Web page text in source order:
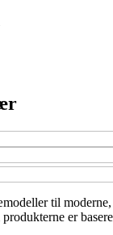
til
er